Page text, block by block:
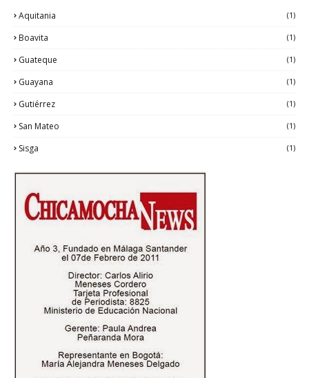
Aquitania (1)
Boavita (1)
Guateque (1)
Guayana (1)
Gutiérrez (1)
San Mateo (1)
Sisga (1)